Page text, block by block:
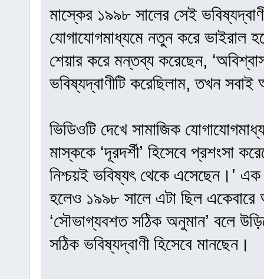
মাস্কের ১৯৯৮ সালের সেই
যোগাযোগমাধ্যমে নতুন করে ভাইরাল
শেয়ার করে মন্তব্য করেছেন,
ভবিষ্যদ্বাণীটি করেছিলাম, তখন
ভিডিওটি দেখে সামাজিক
মাস্ককে ‘দূরদর্শী’ হিসেবে প্রশংসা
নিশ্চয়ই ভবিষ্যৎ থেকে এসেছেন।’
হলেও ১৯৯৮ সালে এটা ছিল
‘সৌভাগ্যবশত সঠিক অনুমান’ বলে
সঠিক ভবিষ্যদ্বাণী হিসেবে মানছেন।